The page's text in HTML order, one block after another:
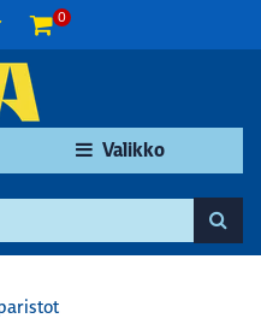
0
Valikko